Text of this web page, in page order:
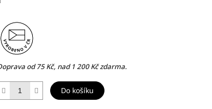
od 75 Kč, nad 1 200 Kč zdarma.
Do košíku